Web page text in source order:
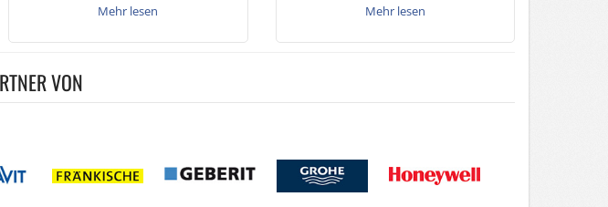
Mehr lesen
Mehr lesen
VON